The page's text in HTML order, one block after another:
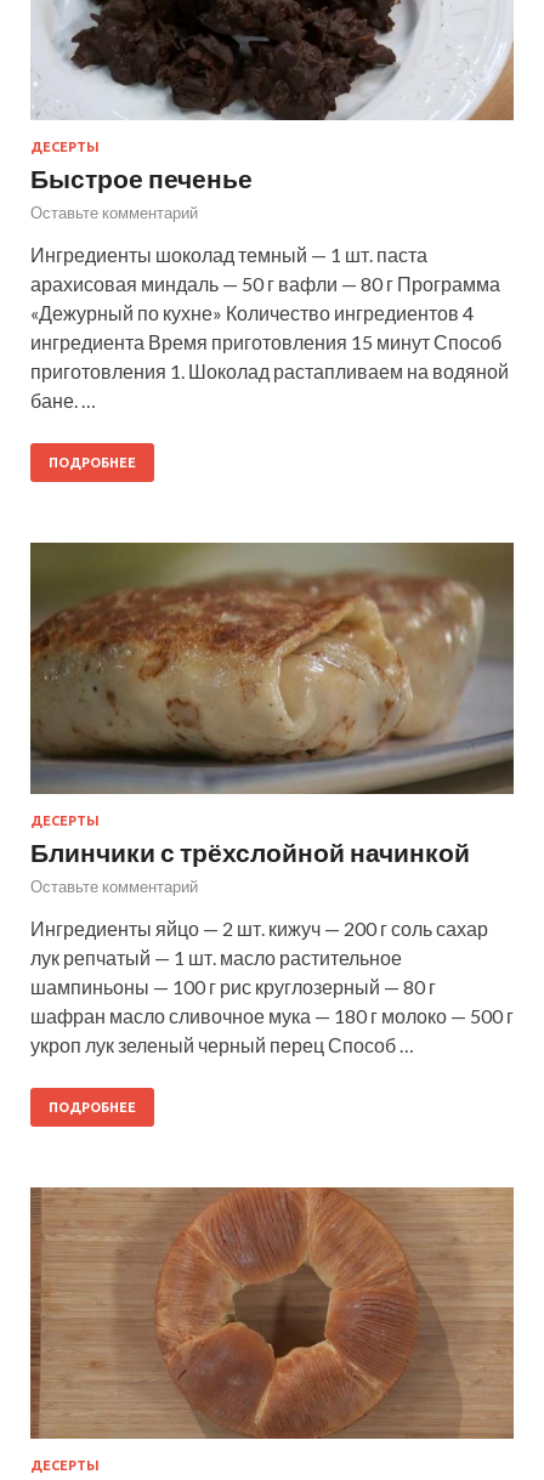
ДЕСЕРТЫ
Быстрое печенье
Оставьте комментарий
Ингредиенты шоколад темный — 1 шт. паста
арахисовая миндаль — 50 г вафли — 80 г Программа
«Дежурный по кухне» Количество ингредиентов 4
ингредиента Время приготовления 15 минут Способ
приготовления 1. Шоколад растапливаем на водяной
бане. …
ПОДРОБНЕЕ
ДЕСЕРТЫ
Блинчики с трёхслойной начинкой
Оставьте комментарий
Ингредиенты яйцо — 2 шт. кижуч — 200 г соль сахар
лук репчатый — 1 шт. масло растительное
шампиньоны — 100 г рис круглозерный — 80 г
шафран масло сливочное мука — 180 г молоко — 500 г
укроп лук зеленый черный перец Способ …
ПОДРОБНЕЕ
ДЕСЕРТЫ